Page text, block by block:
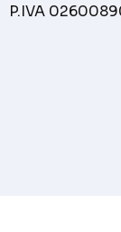
P.IVA